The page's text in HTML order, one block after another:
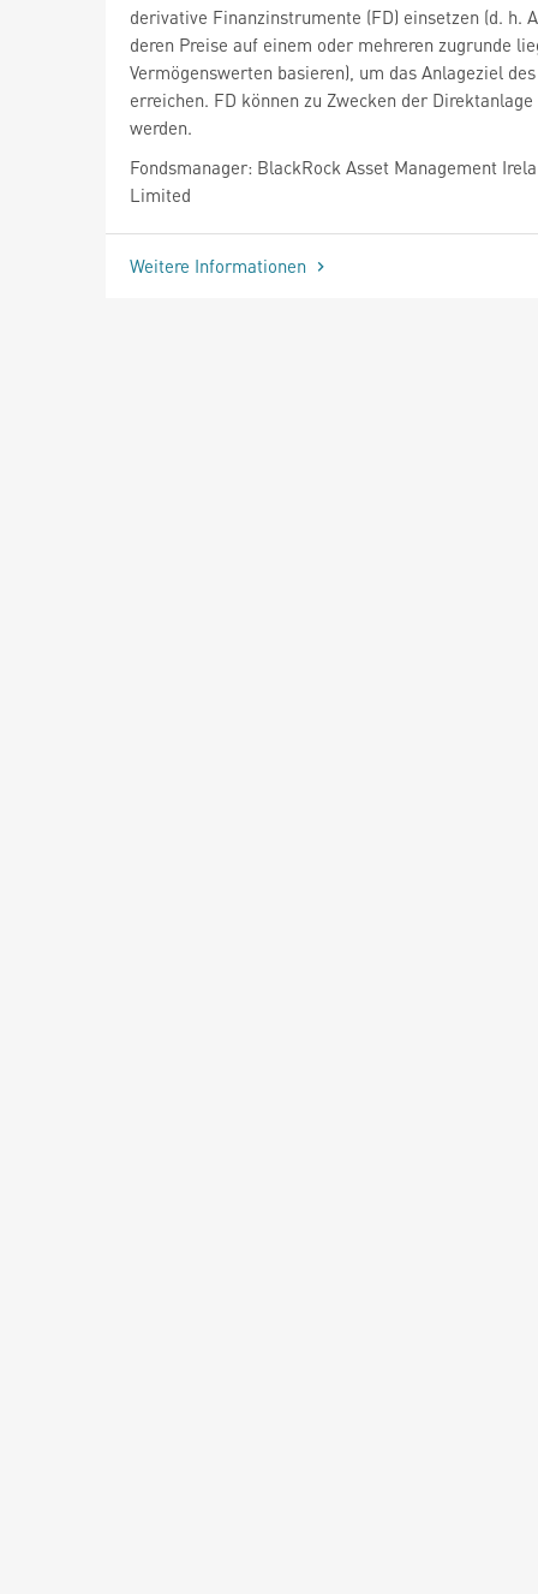
derivative Finanzinstrumente (FD) einsetzen (d. h.
deren Preise auf einem oder mehreren zugrunde
Vermögenswerten basieren), um das Anlageziel
erreichen. FD können zu Zwecken der
werden.
Fondsmanager: BlackRock Asset Management
Limited
Weitere Informationen